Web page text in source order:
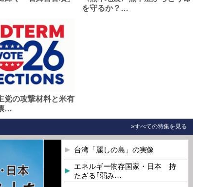
を守るか？…
党の攻撃材料と米有
…
»すべての特集を見る
台湾「麗しの島」の実像
エネルギー依存国家・日本 持
たざる｢弱み…